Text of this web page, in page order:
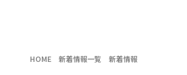
HOME 新着情報一覧 新着情報